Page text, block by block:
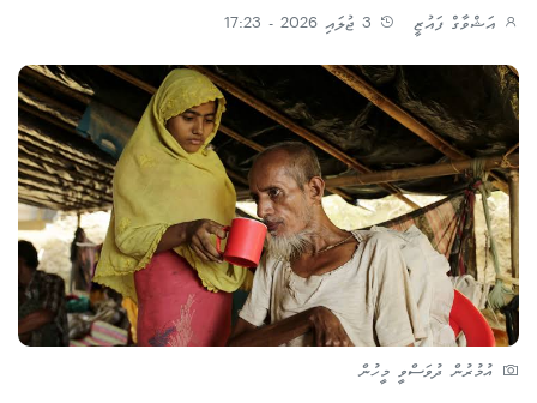
އަޝްވާގް ފައުޒީ
އުމުރުން ދުވަސްވީ މީހުން